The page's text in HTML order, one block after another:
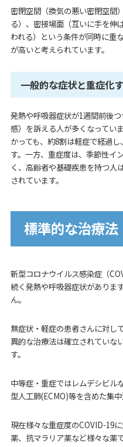
密閉空間（換気の悪い密閉空間
る）、密接場面（互いに手を伸
われる）という条件が同時に重
が高いと考えられています。
一般的な症状と重症化
発熱や呼吸器症状が1週間前後
感）を訴える人が多くなってい
かっても、約8割は軽症で経過
す。一方、重症度は、季節性イ
く、高齢者や基礎疾患を持つ人
されています。
標準的な治療法
新型コロナウイルス感染症（
続く発熱や呼吸器症状がありま
ん。
無症状・軽症の患者さんに対し
異的な治療法は確立されていな
す。
中等症・重症ではレムデシビル
型人工肺(ECMO)等を含めた集
現在様々な重症度のCOVID-19
薬、抗マラリア薬など様々な薬